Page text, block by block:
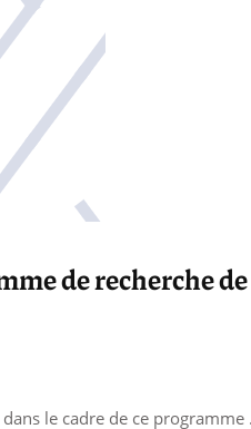
de recherche
le cadre de ce programme